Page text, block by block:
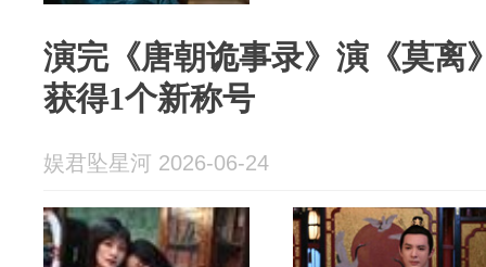
演完《唐朝诡事录》演《莫离
获得1个新称号
娱君坠星河 2026-06-24